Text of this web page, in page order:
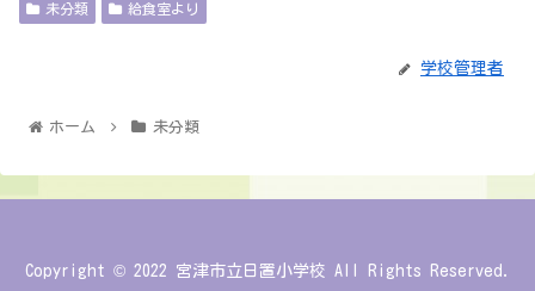
未分類 給食室より
学校管理者
ホーム 未分類
Copyright © 2022 宮津市立日置小学校 All Rights Reserved.